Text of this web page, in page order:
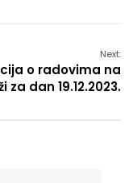
Next:
o radovima na
dan 19.12.2023.